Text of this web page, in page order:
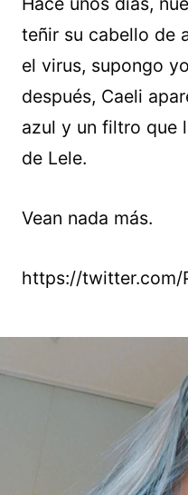
teñir su cabello de
el virus, supongo
después, Caeli
azul y un filtro que
de Lele.
Vean nada más.
https://twitter.com/